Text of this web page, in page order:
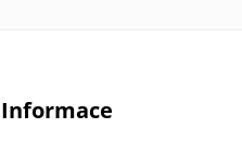
Informace